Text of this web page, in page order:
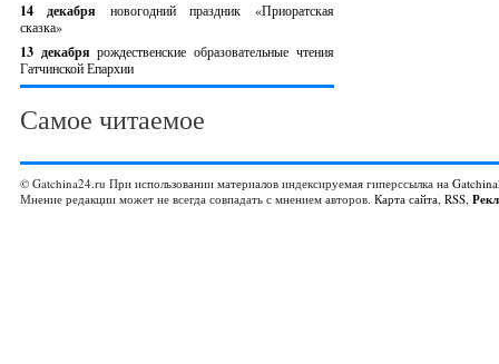
14 декабря новогодний праздник «Приоратская
сказка»
13 декабрярождественские образовательные чтения
Гатчинской Епархии
Самое читаемое
© Gatchina24.ru При использовании материалов индексируемая гиперссылка на
Мнение редакции может не всегда совпадать с мнением авторов. Карта сайта, RSS,